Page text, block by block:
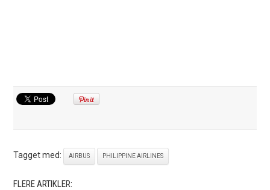
Tagget med: AIRBUS PHILIPPINE AIRLINES
FLERE ARTIKLER: